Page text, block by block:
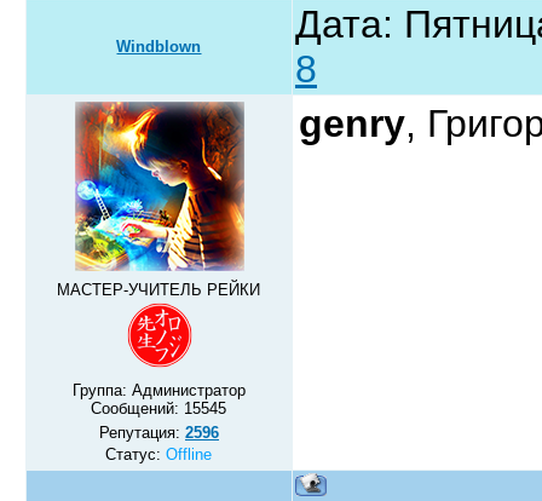
Windblown
Дата:
8
МАСТЕР-УЧИТЕЛЬ РЕЙКИ
Группа: Администратор
Сообщений: 15545
Репутация: 2596
Статус:Offline
genry,